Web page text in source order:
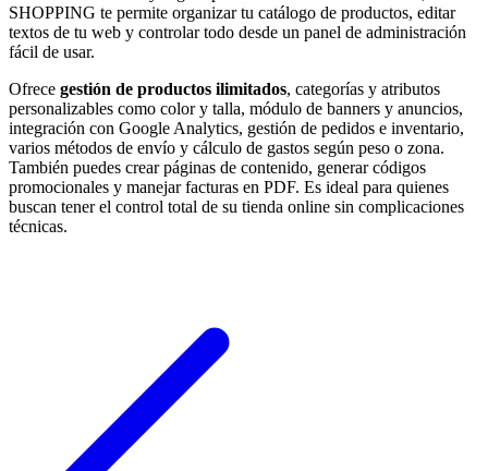
SHOPPING te permite organizar tu catálogo de productos, editar
textos de tu web y controlar todo desde un panel de administración
fácil de usar.
Ofrece gestión de productos ilimitados, categorías y atributos
personalizables como color y talla, módulo de banners y anuncios,
integración con Google Analytics, gestión de pedidos e inventario,
varios métodos de envío y cálculo de gastos según peso o zona.
También puedes crear páginas de contenido, generar códigos
promocionales y manejar facturas en PDF. Es ideal para quienes
buscan tener el control total de su tienda online sin complicaciones
técnicas.